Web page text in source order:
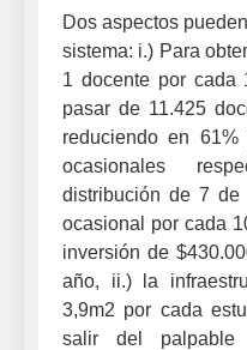
Dos aspectos
sistema: i.) Para
1 docente por cada
pasar de 11.425
reduciendo en
ocasionales
distribución de 7
ocasional por cada
inversión de
año, ii.) la
3,9m2 por cada
salir del palpable